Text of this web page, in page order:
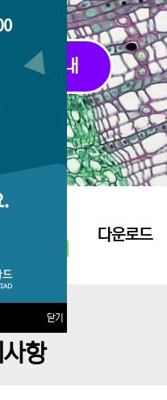
접수 안내
다운로드
항
닫기